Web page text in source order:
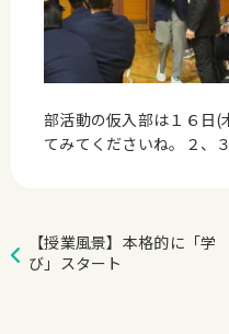
部活動の仮入部は１６日(
てみてくださいね。２、
【授業風景】本格的に「学
び」スタート